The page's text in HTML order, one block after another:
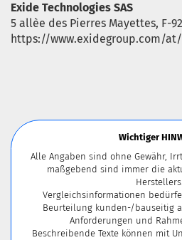
Exide Technologies SAS
5 allèe des Pierres Mayettes, F-
https://www.exidegroup.com/
Wichtiger
Alle Angaben sind ohne Gewähr,
maßgebend sind immer die
Herstellers.
Vergleichsinformationen
Beurteilung kunden-/bauseitig
Anforderungen und
Beschreibende Texte können mit